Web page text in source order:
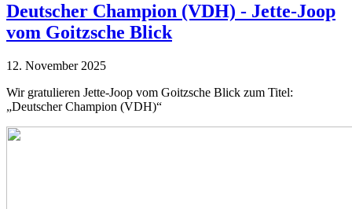
Deutscher Champion (VDH) - Jette-Joop
vom Goitzsche Blick
12. November 2025
Wir gratulieren Jette-Joop vom Goitzsche Blick zum Titel:
„Deutscher Champion (VDH)“